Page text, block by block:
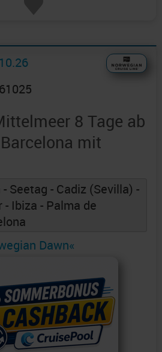
8 Tage ab
mit
Seetag - Cadiz (Sevilla) -
Ibiza - Palma de
Dawn«